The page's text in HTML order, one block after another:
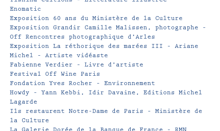
Enomatic
Exposition 60 ans du Ministère de la Culture
Exposition Grandir Camille Malissen, photographe –
Off Rencontres photographique d’Arles
Exposition La réthorique des marées III – Ariane
Michel – Artiste vidéaste
Fabienne Verdier – Livre d’artiste
Festival Off Wine Paris
Fondation Yves Rocher – Environnement
Howdy – Yann Kebbi, Idir Davaine, Editions Michel
Lagarde
Ils restaurent Notre-Dame de Paris – Ministère de
la Culture